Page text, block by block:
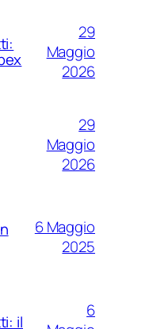
29
Maggio
2026
29
Maggio
2026
6 Maggio
2025
il
6